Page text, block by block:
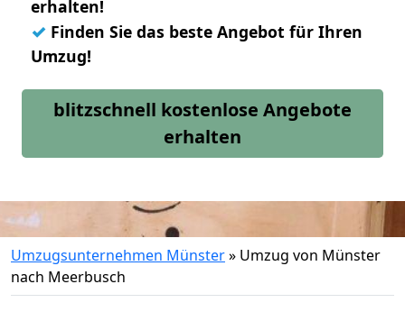
erhalten!
✓ Finden Sie das beste Angebot für Ihren
Umzug!
blitzschnell kostenlose Angebote
erhalten
Umzugsunternehmen Münster» Umzug von Münster
nach Meerbusch